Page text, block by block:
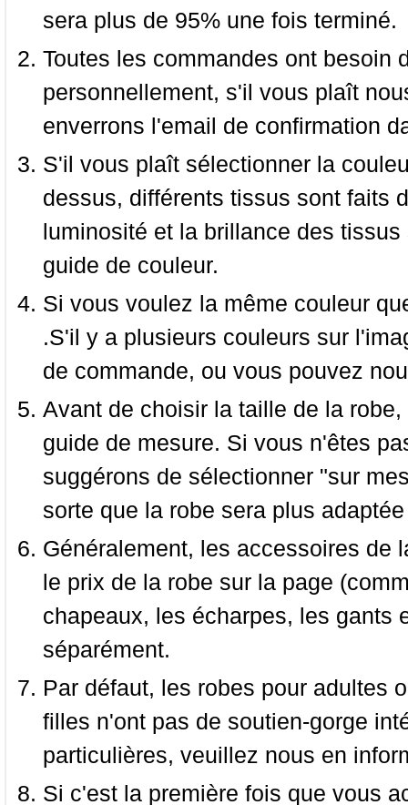
sera plus de 95% une fois terminé.
Toutes les commandes ont besoin
personnellement, s'il vous plaît
enverrons l'email de confirmation
S'il vous plaît sélectionner la
dessus, différents tissus sont faits
luminosité et la brillance des
guide de couleur.
Si vous voulez la même couleur
.S'il y a plusieurs couleurs sur
de commande, ou vous pouvez
Avant de choisir la taille de la
guide de mesure. Si vous n'êtes
suggérons de sélectionner "sur
sorte que la robe sera plus
Généralement, les accessoires de
le prix de la robe sur la page
chapeaux, les écharpes, les gants
séparément.
Par défaut, les robes pour adultes
filles n'ont pas de soutien-gorge
particulières, veuillez nous en
Si c'est la première fois que vous